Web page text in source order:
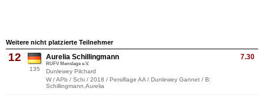
Weitere nicht platzierte Teilnehmer
12
135
7.30
Aurelia Schillingmann
RUFV Menslage e.V.
Dunlewey Pilchard
W / APb / Schi / 2018 / Persiflage AA / Dunlewey Gannet / B:
Schillingmann,Aurelia